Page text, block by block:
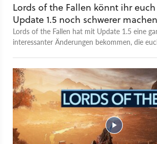
Lords of the Fallen könnt ihr
Update 1.5 noch schwerer machen
Lords of the Fallen hat mit Update 1.5 eine
interessanter Änderungen bekommen, die
Spielerlebnis im Detail konfigurieren könnt.
Anpassen der Gegnerdichte, die zufällige
die ihr von Gegnern bekommt bis hin zur
Permadeath-Modus, der das Spiel in ein
verwandelt. Die neueste kostenlose Update-
Master of Fate für Lords of the Fallen ist